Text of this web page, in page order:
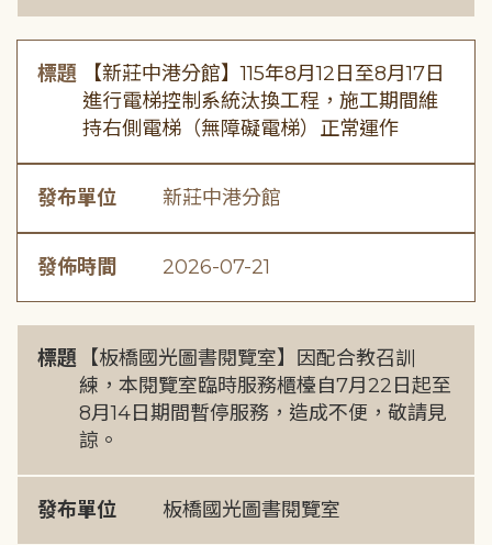
標題
【新莊中港分館】115年8月12日至8月17日
進行電梯控制系統汰換工程，施工期間維
持右側電梯（無障礙電梯）正常運作
發布單位 新莊中港分館
發佈時間 2026-07-21
標題
【板橋國光圖書閱覽室】因配合教召訓
練，本閱覽室臨時服務櫃檯自7月22日起至
8月14日期間暫停服務，造成不便，敬請見
諒。
發布單位 板橋國光圖書閱覽室